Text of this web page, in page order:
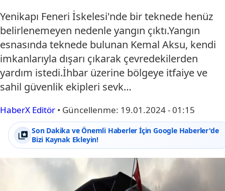
Yenikapı Feneri İskelesi'nde bir teknede henüz
belirlenemeyen nedenle yangın çıktı.Yangın
esnasında teknede bulunan Kemal Aksu, kendi
imkanlarıyla dışarı çıkarak çevredekilerden
yardım istedi.İhbar üzerine bölgeye itfaiye ve
sahil güvenlik ekipleri sevk…
HaberX Editör • Güncellenme: 19.01.2024 - 01:15
Son Dakika ve Önemli Haberler İçin Google Haberler'de
Bizi Kaynak Ekleyin!